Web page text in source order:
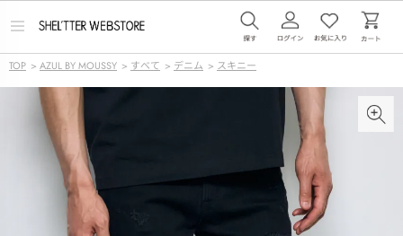
メ
ー
を
TOP > AZUL BY MOUSSY > すべて > デニム > スキニー